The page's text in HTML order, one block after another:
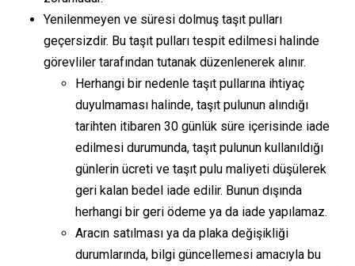
Yenilenmeyen ve süresi dolmuş taşıt pulları
geçersizdir. Bu taşıt pulları tespit edilmesi halinde
görevliler tarafından tutanak düzenlenerek alınır.
Herhangi bir nedenle taşıt pullarına ihtiyaç
duyulmaması halinde, taşıt pulunun alındığı
tarihten itibaren 30 günlük süre içerisinde iade
edilmesi durumunda, taşıt pulunun kullanıldığı
günlerin ücreti ve taşıt pulu maliyeti düşülerek
geri kalan bedel iade edilir. Bunun dışında
herhangi bir geri ödeme ya da iade yapılamaz.
Aracın satılması ya da plaka değişikliği
durumlarında, bilgi güncellemesi amacıyla bu